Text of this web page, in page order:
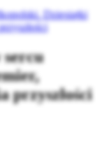
Dziesiątki
przyszłości